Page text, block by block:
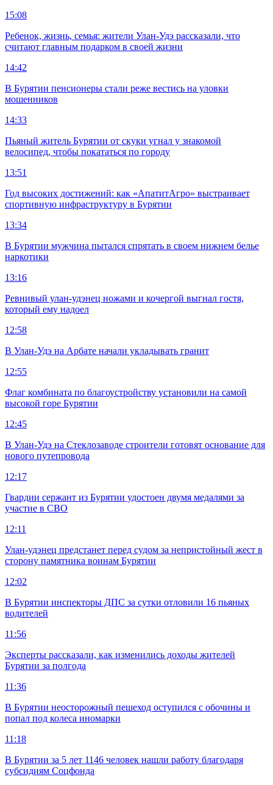
15:08
Ребенок, жизнь, семья: жители Улан-Удэ рассказали, что
считают главным подарком в своей жизни
14:42
В Бурятии пенсионеры стали реже вестись на уловки
мошенников
14:33
Пьяный житель Бурятии от скуки угнал у знакомой
велосипед, чтобы покататься по городу
13:51
Год высоких достижений: как «АпатитАгро» выстраивает
спортивную инфраструктуру в Бурятии
13:34
В Бурятии мужчина пытался спрятать в своем нижнем белье
наркотики
13:16
Ревнивый улан-удэнец ножами и кочергой выгнал гостя,
который ему надоел
12:58
В Улан-Удэ на Арбате начали укладывать гранит
12:55
Флаг комбината по благоустройству установили на самой
высокой горе Бурятии
12:45
В Улан-Удэ на Стеклозаводе строители готовят основание для
нового путепровода
12:17
Гвардии сержант из Бурятии удостоен двумя медалями за
участие в СВО
12:11
Улан-удэнец предстанет перед судом за непристойный жест в
сторону памятника воинам Бурятии
12:02
В Бурятии инспекторы ДПС за сутки отловили 16 пьяных
водителей
11:56
Эксперты рассказали, как изменились доходы жителей
Бурятии за полгода
11:36
В Бурятии неосторожный пешеход оступился с обочины и
попал под колеса иномарки
11:18
В Бурятии за 5 лет 1146 человек нашли работу благодаря
субсидиям Соцфонда